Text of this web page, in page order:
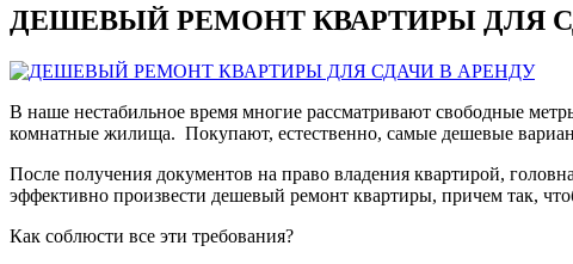
ДЕШЕВЫЙ РЕМОНТ КВАРТИРЫ ДЛЯ
В наше нестабильное время многие рассматривают свободные
комнатные жилища. Покупают, естественно, самые дешевые
После получения документов на право владения квартирой,
эффективно произвести дешевый ремонт квартиры, причем так,
Как соблюсти все эти требования?